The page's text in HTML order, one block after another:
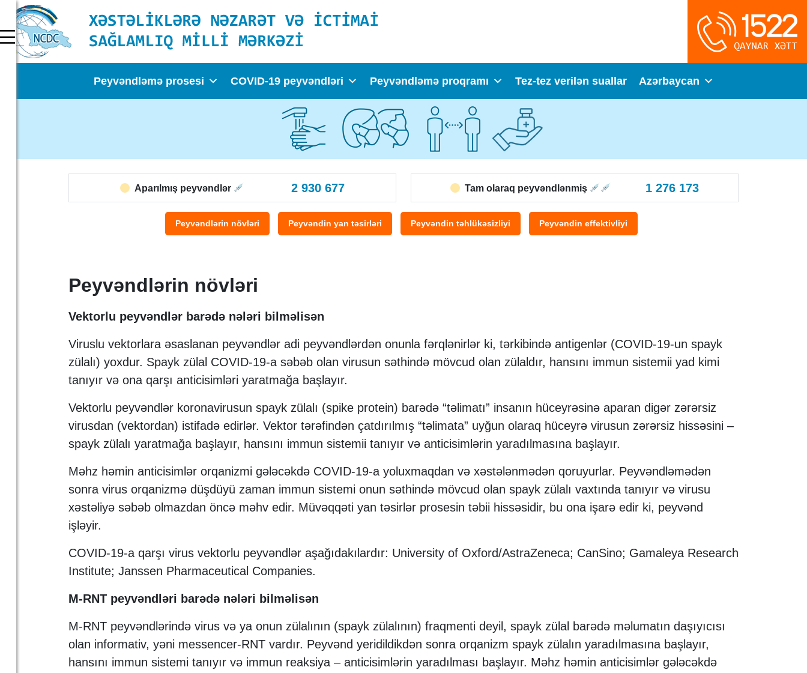
Peyvəndləmə prosesi COVID-19 peyvəndləri Peyvəndləmə proqramı Tez-tez verilən suallar Azərbaycan
Aparılmış peyvəndlər 2 930 677 Tam olaraq peyvəndlənmiş 1 276 173
Peyvəndlərin növləri Peyvəndin yan təsirləri Peyvəndin təhlükəsizliyi Peyvəndin effektivliyi
Peyvəndlərin növləri
Vektorlu peyvəndlər barədə nələri bilməlisən
Viruslu vektorlara əsaslanan peyvəndlər adi peyvəndlərdən onunla fərqlənirlər ki, tərkibində antigenlər (COVID-19-un spayk
zülalı) yoxdur. Spayk zülal COVID-19-a səbəb olan virusun səthində mövcud olan zülaldır, hansını immun sistemii yad kimi
tanıyır və ona qarşı anticisimləri yaratmağa başlayır.
Vektorlu peyvəndlər koronavirusun spayk zülalı (spike protein) barədə “təlimatı” insanın hüceyrəsinə aparan digər zərərsiz
virusdan (vektordan) istifadə edirlər. Vektor tərəfindən çatdırılmış “təlimata” uyğun olaraq hüceyrə virusun zərərsiz hissəsini –
spayk zülalı yaratmağa başlayır, hansını immun sistemii tanıyır və anticisimlərin yaradılmasına başlayır.
Məhz həmin anticisimlər orqanizmi gələcəkdə COVID-19-a yoluxmaqdan və xəstələnmədən qoruyurlar. Peyvəndləmədən
sonra virus orqanizmə düşdüyü zaman immun sistemi onun səthində mövcud olan spayk zülalı vaxtında tanıyır və virusu
xəstəliyə səbəb olmazdan öncə məhv edir. Müvəqqəti yan təsirlər prosesin təbii hissəsidir, bu ona işarə edir ki, peyvənd
işləyir.
COVID-19-a qarşı virus vektorlu peyvəndlər aşağıdakılardır: University of Oxford/AstraZeneca; CanSino; Gamaleya Research
Institute; Janssen Pharmaceutical Companies.
M-RNT peyvəndləri barədə nələri bilməlisən
M-RNT peyvəndlərində virus və ya onun zülalının (spayk zülalının) fraqmenti deyil, spayk zülal barədə məlumatın daşıyıcısı
olan informativ, yəni messencer-RNT vardır. Peyvənd yeridildikdən sonra orqanizm spayk zülalın yaradılmasına başlayır,
hansını immun sistemi tanıyır və immun reaksiya – anticisimlərin yaradılması başlayır. Məhz həmin anticisimlər gələcəkdə